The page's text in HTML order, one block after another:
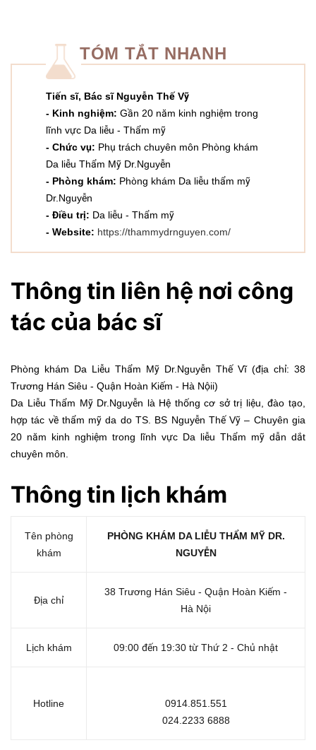
TÓM TẮT NHANH
Tiến sĩ, Bác sĩ Nguyễn Thế Vỹ
- Kinh nghiệm: Gần 20 năm kinh nghiệm trong
lĩnh vực Da liễu - Thẩm mỹ
- Chức vụ: Phụ trách chuyên môn Phòng khám
Da liễu Thẩm Mỹ Dr.Nguyễn
- Phòng khám: Phòng khám Da liễu thẩm mỹ
Dr.Nguyễn
- Điều trị: Da liễu - Thẩm mỹ
- Website: https://thammydrnguyen.com/
Thông tin liên hệ nơi công
tác của bác sĩ
Phòng khám Da Liễu Thẩm Mỹ Dr.Nguyễn Thế Vĩ (địa chỉ: 38
Trương Hán Siêu - Quận Hoàn Kiếm - Hà Nộii)
Da Liễu Thẩm Mỹ Dr.Nguyễn là Hệ thống cơ sở trị liệu, đào tạo,
hợp tác về thẩm mỹ da do TS. BS Nguyễn Thế Vỹ – Chuyên gia
20 năm kinh nghiệm trong lĩnh vực Da liễu Thẩm mỹ dẫn dắt
chuyên môn.
Thông tin lịch khám
Tên phòng
khám
PHÒNG KHÁM DA LIỄU THẨM MỸ DR.
NGUYỄN
Địa chỉ
38 Trương Hán Siêu - Quận Hoàn Kiếm -
Hà Nội
Lịch khám 09:00 đến 19:30 từ Thứ 2 - Chủ nhật
Hotline
0914.851.551
024.2233 6888